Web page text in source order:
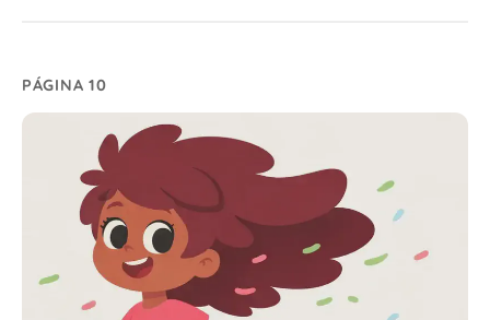
PÁGINA 10